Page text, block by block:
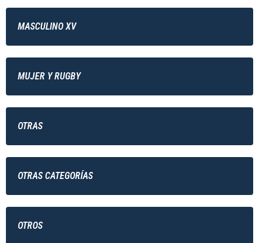
MASCULINO XV
MUJER Y RUGBY
OTRAS
OTRAS CATEGORÍAS
OTROS